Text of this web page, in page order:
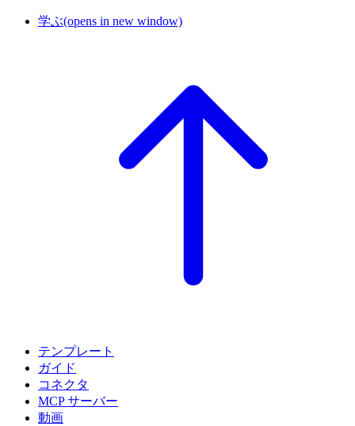
学ぶ(opens in new window)
テンプレート
ガイド
コネクタ
MCP サーバー
動画